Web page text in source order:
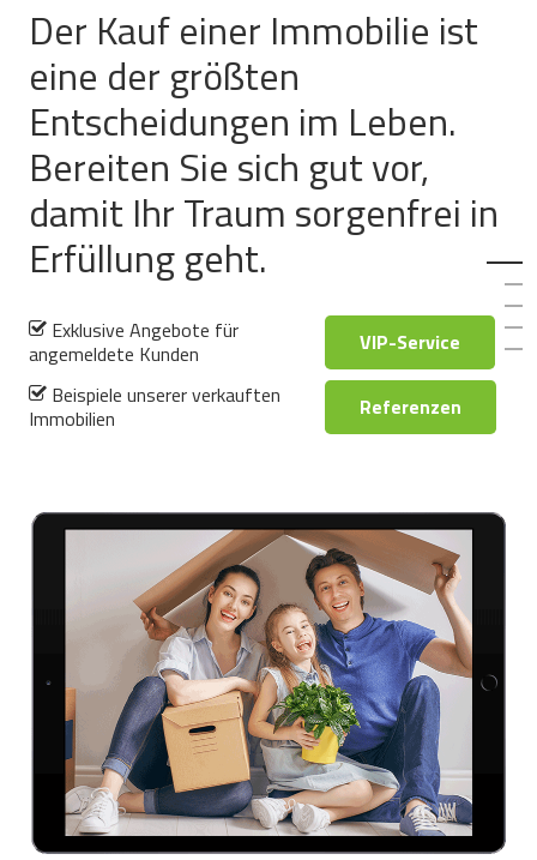
Der Kauf einer Immobilie ist
eine der größten
Entscheidungen im Leben.
Bereiten Sie sich gut vor,
damit Ihr Traum sorgenfrei in
Erfüllung geht.
Exklusive Angebote für
angemeldete Kunden
VIP-Service
Beispiele unserer verkauften
Immobilien
Referenzen